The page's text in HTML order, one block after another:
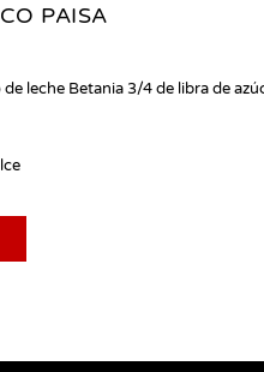
PAISA
de leche Betania 3/4 de libra de